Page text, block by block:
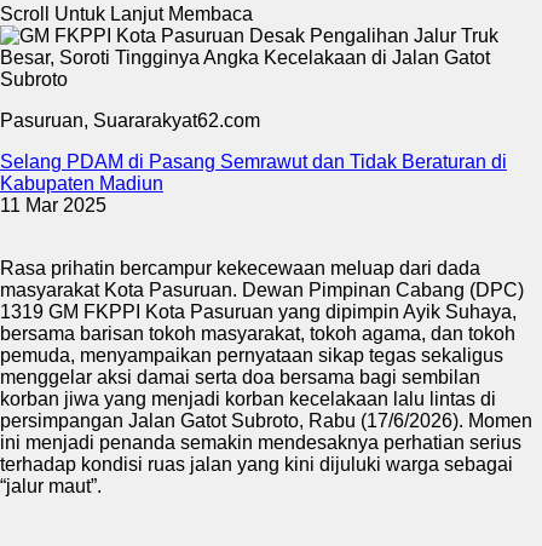
Scroll Untuk Lanjut Membaca
Pasuruan, Suararakyat62.com
Selang PDAM di Pasang Semrawut dan Tidak Beraturan di
Kabupaten Madiun
11 Mar 2025
Rasa prihatin bercampur kekecewaan meluap dari dada
masyarakat Kota Pasuruan. Dewan Pimpinan Cabang (DPC)
1319 GM FKPPI Kota Pasuruan yang dipimpin Ayik Suhaya,
bersama barisan tokoh masyarakat, tokoh agama, dan tokoh
pemuda, menyampaikan pernyataan sikap tegas sekaligus
menggelar aksi damai serta doa bersama bagi sembilan
korban jiwa yang menjadi korban kecelakaan lalu lintas di
persimpangan Jalan Gatot Subroto, Rabu (17/6/2026). Momen
ini menjadi penanda semakin mendesaknya perhatian serius
terhadap kondisi ruas jalan yang kini dijuluki warga sebagai
“jalur maut”.